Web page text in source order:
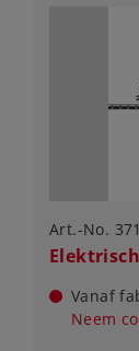
Art.-No.
Vanaf
Neem